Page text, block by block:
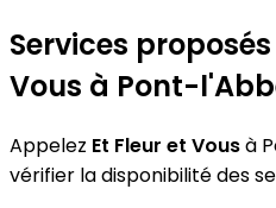
Services
Vous à Pont-
Appelez Et Fleur et Vousà
vérifier la disponibilité des